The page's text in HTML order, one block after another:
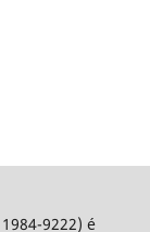
9222) é